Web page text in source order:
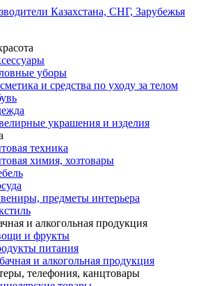
уборы
и средства по уходу за телом
украшения и изделия
техника
химия, хозтовары
предметы интерьера
и алкогольная продукция
и фрукты
питания
и алкогольная продукция
телефония, канцтовары